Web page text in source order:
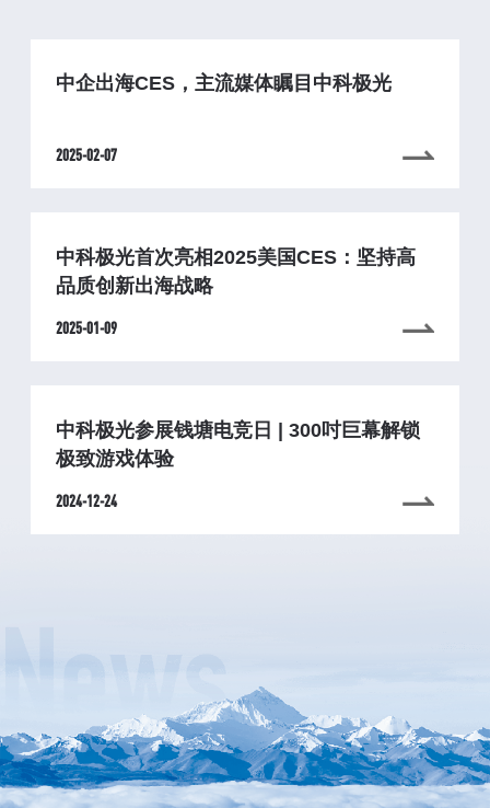
中企出海CES，主流媒体瞩目中科极光
2025-02-07
中科极光首次亮相2025美国CES：坚持高
品质创新出海战略
2025-01-09
中科极光参展钱塘电竞日 | 300吋巨幕解锁
极致游戏体验
2024-12-24